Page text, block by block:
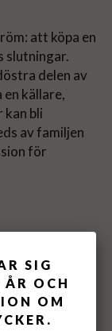
att köpa en
slutningar.
delen av
källare,
kan bli
av familjen
för
SIG
ÅR OCH
OM